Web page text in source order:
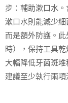
步：輔助漱口水
漱口水則能減少細
而是額外防護。
時），保持工具
大幅降低牙菌斑
建議至少執行兩